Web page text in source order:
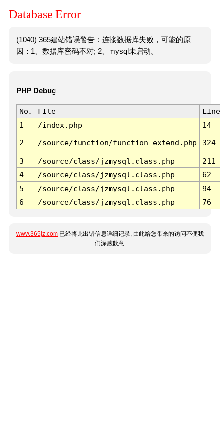
Database Error
(1040) 365建站错误警告：连接数据库失败，可能的原
因：1、数据库密码不对; 2、mysql未启动。
PHP Debug
No. File
Line
1
/index.php 14
2 /source/function/function_extend.php 324
3 /source/class/jzmysql.class.php
211
4
/source/class/jzmysql.class.php
62
5
/source/class/jzmysql.class.php
94
6
/source/class/jzmysql.class.php 76
www.365jz.com 已经将此出错信息详细记录, 由此给您带来的访问不便我
们深感歉意.